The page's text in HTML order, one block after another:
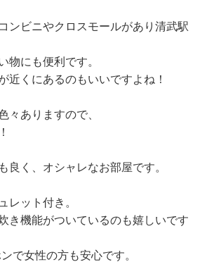
ンビニやクロスモールがあり清武駅
物にも便利です。
近くにあるのもいいですよね！
々ありますので、
良く、オシャレなお部屋です。
レット付き。
き機能がついているのも嬉しいです
で女性の方も安心です。